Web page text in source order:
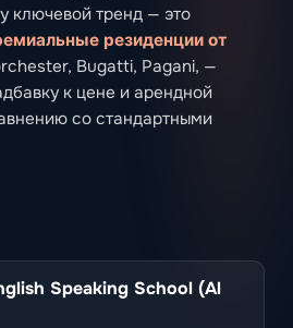
ключевой тренд — это
резиденции от
Bugatti, Pagani, —
к цене и арендной
со стандартными
Speaking School (Al